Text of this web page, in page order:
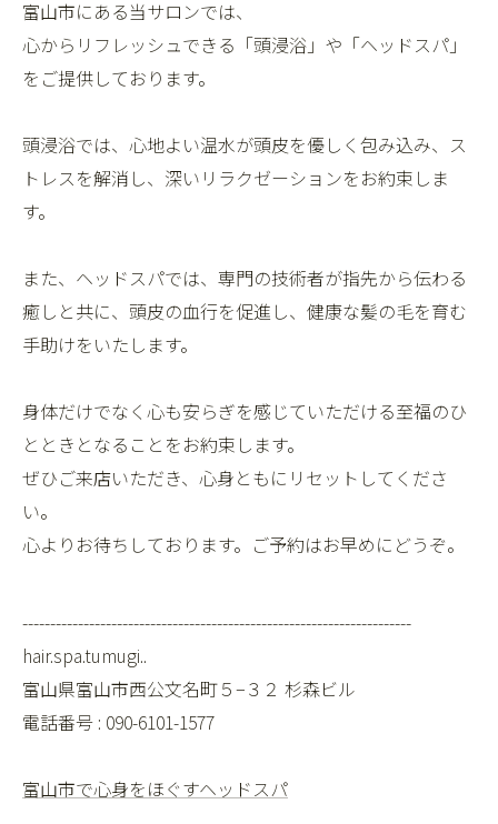
富山市にある当サロンでは、
心からリフレッシュできる「頭浸浴」や「ヘッドスパ」
をご提供しております。
頭浸浴では、心地よい温水が頭皮を優しく包み込み、ス
トレスを解消し、深いリラクゼーションをお約束しま
す。
また、ヘッドスパでは、専門の技術者が指先から伝わる
癒しと共に、頭皮の血行を促進し、健康な髪の毛を育む
手助けをいたします。
身体だけでなく心も安らぎを感じていただける至福のひ
とときとなることをお約束します。
ぜひご来店いただき、心身ともにリセットしてくださ
い。
心よりお待ちしております。ご予約はお早めにどうぞ。
----------------------------------------------------------------------
hair.spa.tumugi..
富山県富山市西公文名町５−３２ 杉森ビル
電話番号 : 090-6101-1577
富山市で心身をほぐすヘッドスパ